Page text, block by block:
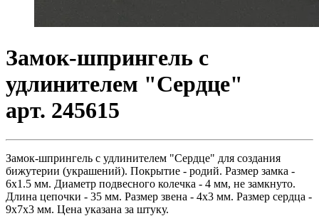
Замок-шпрингель с
удлинителем "Сердце"
арт. 245615
Замок-шпрингель с удлинителем "Сердце" для создания
бижутерии (украшений). Покрытие - родий. Размер замка -
6х1.5 мм. Диаметр подвесного колечка - 4 мм, не замкнуто.
Длина цепочки - 35 мм. Размер звена - 4х3 мм. Размер сердца -
9х7х3 мм. Цена указана за штуку.